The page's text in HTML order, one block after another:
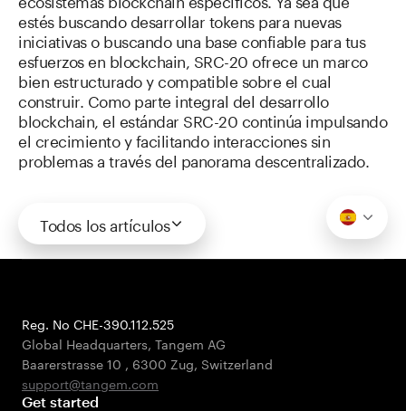
estés buscando desarrollar tokens para nuevas
iniciativas o buscando una base confiable para tus
esfuerzos en blockchain, SRC-20 ofrece un marco
bien estructurado y compatible sobre el cual
construir. Como parte integral del desarrollo
blockchain, el estándar SRC-20 continúa impulsando
el crecimiento y facilitando interacciones sin
problemas a través del panorama descentralizado.
Todos los artículos
Reg. No CHE-390.112.525
Global Headquarters, Tangem AG
Baarerstrasse 10 , 6300 Zug, Switzerland
support@tangem.com
Get started